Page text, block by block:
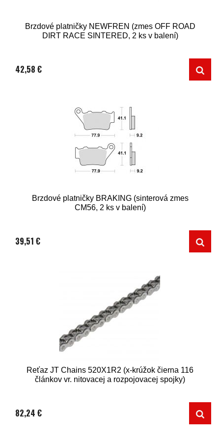
Brzdové platničky NEWFREN (zmes OFF ROAD
DIRT RACE SINTERED, 2 ks v balení)
42,58 €
Brzdové platničky BRAKING (sinterová zmes
CM56, 2 ks v balení)
39,51 €
Reťaz JT Chains 520X1R2 (x-krúžok čierna 116
článkov vr. nitovacej a rozpojovacej spojky)
82,24 €